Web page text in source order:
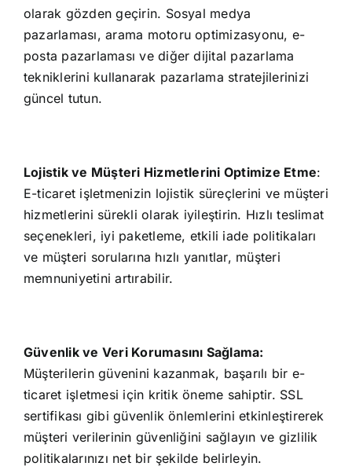
olarak gözden geçirin. Sosyal medya
pazarlaması, arama motoru optimizasyonu, e-
posta pazarlaması ve diğer dijital pazarlama
tekniklerini kullanarak pazarlama stratejilerinizi
güncel tutun.
Lojistik ve Müşteri Hizmetlerini Optimize Etme:
E-ticaret işletmenizin lojistik süreçlerini ve müşteri
hizmetlerini sürekli olarak iyileştirin. Hızlı teslimat
seçenekleri, iyi paketleme, etkili iade politikaları
ve müşteri sorularına hızlı yanıtlar, müşteri
memnuniyetini artırabilir.
Güvenlik ve Veri Korumasını Sağlama:
Müşterilerin güvenini kazanmak, başarılı bir e-
ticaret işletmesi için kritik öneme sahiptir. SSL
sertifikası gibi güvenlik önlemlerini etkinleştirerek
müşteri verilerinin güvenliğini sağlayın ve gizlilik
politikalarınızı net bir şekilde belirleyin.